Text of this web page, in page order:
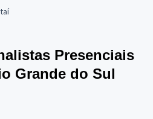
Presenciais
Grande do Sul